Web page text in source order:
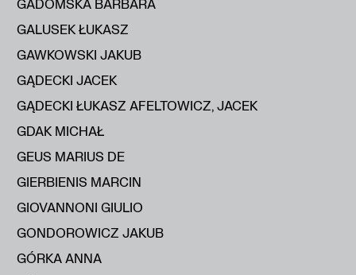
GADOMSKA BARBARA
GALUSEK ŁUKASZ
GAWKOWSKI JAKUB
GĄDECKI JACEK
GĄDECKI ŁUKASZ AFELTOWICZ, JACEK
GDAK MICHAŁ
GEUS MARIUS DE
GIERBIENIS MARCIN
GIOVANNONI GIULIO
GONDOROWICZ JAKUB
GÓRKA ANNA